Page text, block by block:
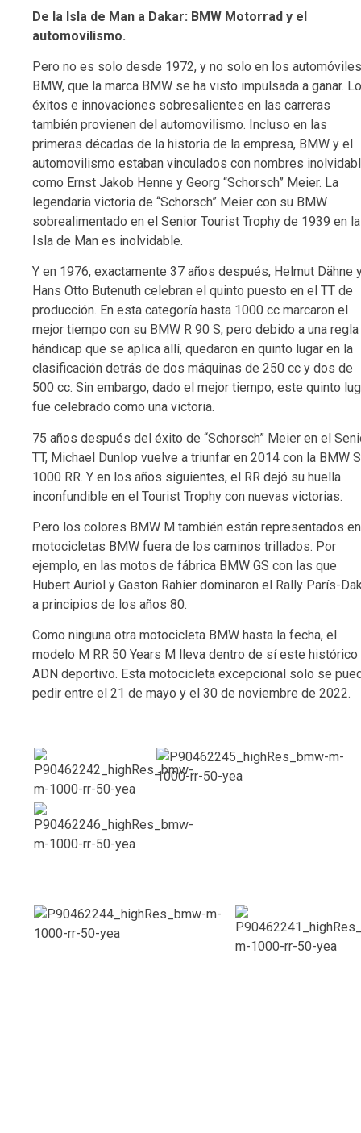
De la Isla de Man a Dakar: BMW Motorrad y el
automovilismo.
Pero no es solo desde 1972, y no solo en los automóviles
BMW, que la marca BMW se ha visto impulsada a ganar.
éxitos e innovaciones sobresalientes en las carreras
también provienen del automovilismo. Incluso en las
primeras décadas de la historia de la empresa, BMW y el
automovilismo estaban vinculados con nombres
como Ernst Jakob Henne y Georg “Schorsch” Meier. La
legendaria victoria de “Schorsch” Meier con su BMW
sobrealimentado en el Senior Tourist Trophy de 1939 en la
Isla de Man es inolvidable.
Y en 1976, exactamente 37 años después, Helmut Dähne
Hans Otto Butenuth celebran el quinto puesto en el TT de
producción. En esta categoría hasta 1000 cc marcaron el
mejor tiempo con su BMW R 90 S, pero debido a una
hándicap que se aplica allí, quedaron en quinto lugar en la
clasificación detrás de dos máquinas de 250 cc y dos de
500 cc. Sin embargo, dado el mejor tiempo, este quinto
fue celebrado como una victoria.
75 años después del éxito de “Schorsch” Meier en el
TT, Michael Dunlop vuelve a triunfar en 2014 con la BMW S
1000 RR. Y en los años siguientes, el RR dejó su huella
inconfundible en el Tourist Trophy con nuevas victorias.
Pero los colores BMW M también están representados en
motocicletas BMW fuera de los caminos trillados. Por
ejemplo, en las motos de fábrica BMW GS con las que
Hubert Auriol y Gaston Rahier dominaron el Rally París-
a principios de los años 80.
Como ninguna otra motocicleta BMW hasta la fecha, el
modelo M RR 50 Years M lleva dentro de sí este histórico
ADN deportivo. Esta motocicleta excepcional solo se
pedir entre el 21 de mayo y el 30 de noviembre de 2022.